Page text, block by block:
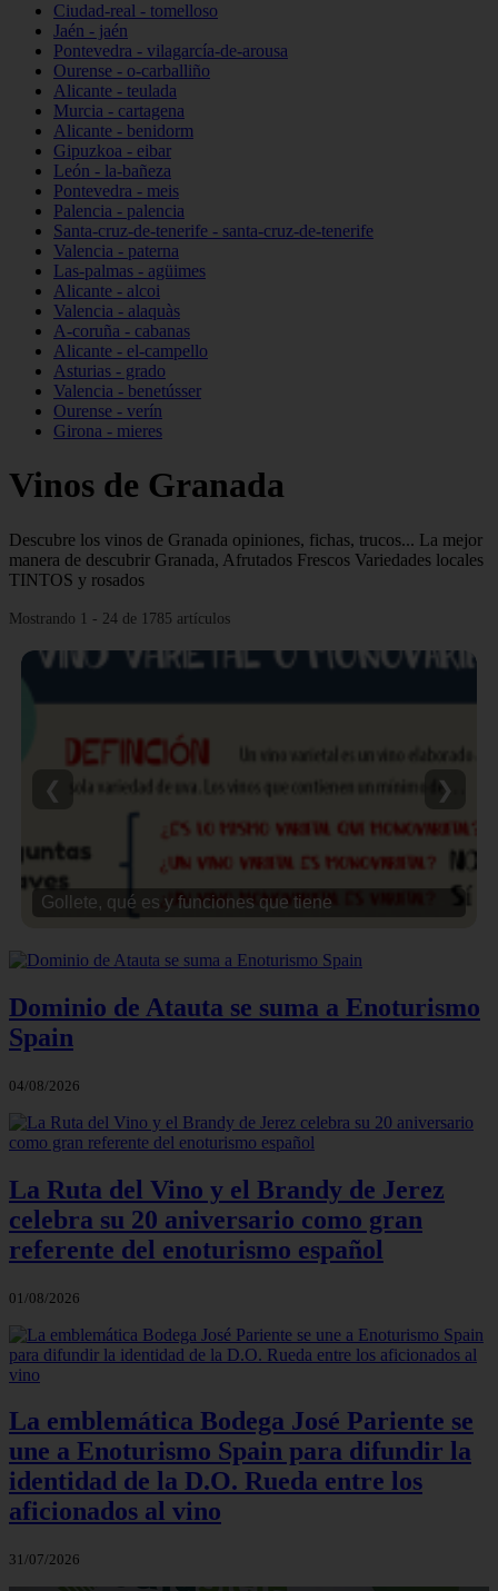
Ciudad-real - tomelloso
Jaén - jaén
Pontevedra - vilagarcía-de-arousa
Ourense - o-carballiño
Alicante - teulada
Murcia - cartagena
Alicante - benidorm
Gipuzkoa - eibar
León - la-bañeza
Pontevedra - meis
Palencia - palencia
Santa-cruz-de-tenerife - santa-cruz-de-tenerife
Valencia - paterna
Las-palmas - agüimes
Alicante - alcoi
Valencia - alaquàs
A-coruña - cabanas
Alicante - el-campello
Asturias - grado
Valencia - benetússer
Ourense - verín
Girona - mieres
Vinos de Granada
Descubre los vinos de Granada opiniones, fichas, trucos... La mejor
manera de descubrir Granada, Afrutados Frescos Variedades locales
TINTOS y rosados
Mostrando 1 - 24 de 1785 artículos
Gollete, qué es y funciones que tiene
❮ ❯
Dominio de Atauta se suma a Enoturismo
Spain
04/08/2026
La Ruta del Vino y el Brandy de Jerez
celebra su 20 aniversario como gran
referente del enoturismo español
01/08/2026
La emblemática Bodega José Pariente se
une a Enoturismo Spain para difundir la
identidad de la D.O. Rueda entre los
aficionados al vino
31/07/2026